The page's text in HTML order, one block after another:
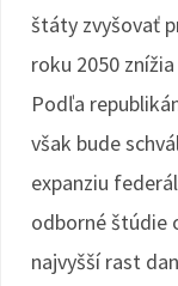
štáty zvyšovať
roku 2050
Podľa
však bude
expanziu
odborné štúdie
najvyšší rast